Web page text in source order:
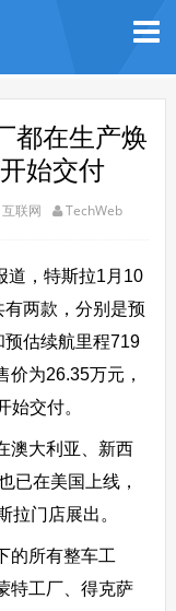
都在生产焕
始交付
互联网 TechWeb
道，特斯拉1月10
两款，分别是预
估续航里程719
为26.35万元，
始交付。
澳大利亚、新西
已在美国上线，
拉门店展出。
的所有整车工
特工厂、得克萨